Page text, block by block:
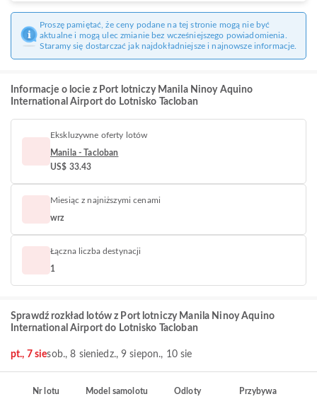
Proszę pamiętać, że ceny podane na tej stronie mogą nie być
aktualne i mogą ulec zmianie bez wcześniejszego powiadomienia.
Staramy się dostarczać jak najdokładniejsze i najnowsze informacje.
Informacje o locie z Port lotniczy Manila Ninoy Aquino
International Airport do Lotnisko Tacloban
Ekskluzywne oferty lotów
Manila - Tacloban
US$ 33.43
Miesiąc z najniższymi cenami
wrz
Łączna liczba destynacji
1
Sprawdź rozkład lotów z Port lotniczy Manila Ninoy Aquino
International Airport do Lotnisko Tacloban
pt., 7 siesob., 8 sieniedz., 9 siepon., 10 sie
Nr lotu Model samolotu Odloty Przybywa